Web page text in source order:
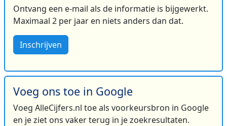
Ontvang een e-mail als de informatie is bijgewerkt.
Maximaal 2 per jaar en niets anders dan dat.
Inschrijven
Voeg ons toe in Google
Voeg AlleCijfers.nl toe als voorkeursbron in Google
en je ziet ons vaker terug in je zoekresultaten.